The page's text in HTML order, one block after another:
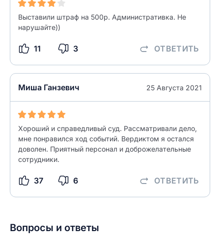
Выставили штраф на 500р. Административка. Не
нарушайте))
11 3 ОТВЕТИТЬ
Миша Ганзевич 25 Августа 2021
Хороший и справедливый суд. Рассматривали дело,
мне понравился ход событий. Вердиктом я остался
доволен. Приятный персонал и доброжелательные
сотрудники.
37 6 ОТВЕТИТЬ
ОСТАВИТЬ ОТЗЫВ
Вопросы и ответы